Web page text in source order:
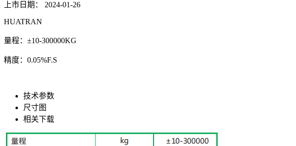
上市日期： 2024-01-26
HUATRAN
量程：±10-300000KG
精度：0.05%F.S
技术参数
尺寸图
相关下载